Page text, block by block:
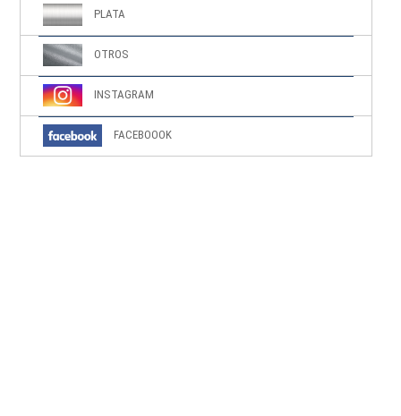
PLATA
OTROS
INSTAGRAM
FACEBOOOK